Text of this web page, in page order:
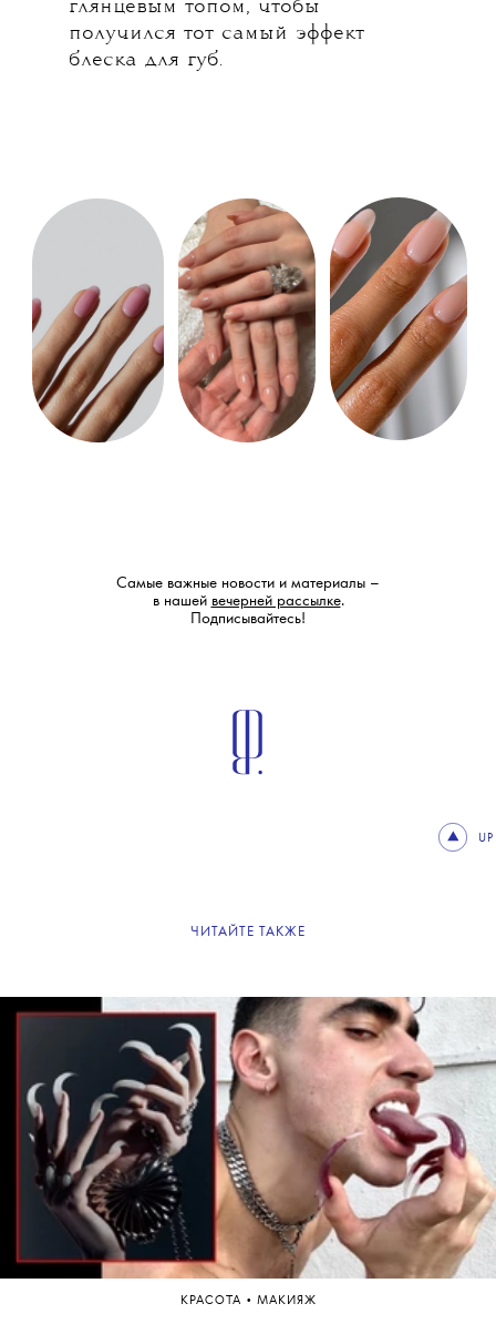
глянцевым топом, чтобы
получился тот самый эффект
блеска для губ.
Самые важные новости и материалы –
в нашей вечерней рассылке.
Подписывайтесь!
UP
ЧИТАЙТЕ ТАКЖЕ
КРАСОТА • МАКИЯЖ